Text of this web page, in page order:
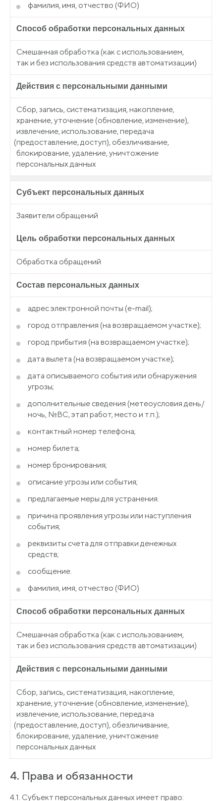
фамилия, имя, отчество (ФИО)
Способ обработки персональных данных
Смешанная обработка (как с использованием,
так и без использования средств автоматизации)
Действия с персональными данными
Сбор, запись, систематизация, накопление,
хранение, уточнение (обновление, изменение),
извлечение, использование, передача
(предоставление, доступ), обезличивание,
блокирование, удаление, уничтожение
персональных данных
Субъект персональных данных
Заявители обращений
Цель обработки персональных данных
Обработка обращений
Состав персональных данных
адрес электронной почты (e-mail);
город отправления (на возвращаемом участке);
город прибытия (на возвращаемом участке);
дата вылета (на возвращаемом участке);
дата описываемого события или обнаружения
угрозы;
дополнительные сведения (метеоусловиядень/
ночь, №ВС, этап работ, место и т.п.);
контактный номер телефона;
номер билета;
номер бронирования;
описание угрозы или события;
предлагаемые меры для устранения.
причина проявления угрозы или наступления
события;
реквизиты счета для отправки денежных
средств;
сообщение.
фамилия, имя, отчество (ФИО)
Способ обработки персональных данных
Смешанная обработка (как с использованием,
так и без использования средств автоматизации)
Действия с персональными данными
Сбор, запись, систематизация, накопление,
хранение, уточнение (обновление, изменение),
извлечение, использование, передача
(предоставление, доступ), обезличивание,
блокирование, удаление, уничтожение
персональных данных
4. Права и обязанности
4.1. Субъект персональных данных имеет право: